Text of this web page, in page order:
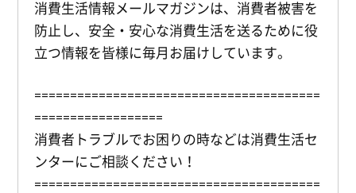
消費生活情報メールマガジンは、消費者被害を
防止し、安全・安心な消費生活を送るために役
立つ情報を皆様に毎月お届けしています。
========================================
==================
消費者トラブルでお困りの時などは消費生活セ
ンターにご相談ください！
========================================